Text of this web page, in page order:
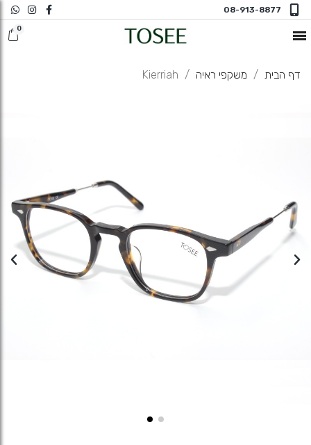
08-913-8877
חדש במשקפי ראיה
דף הבית משקפי ראיה Kierriah